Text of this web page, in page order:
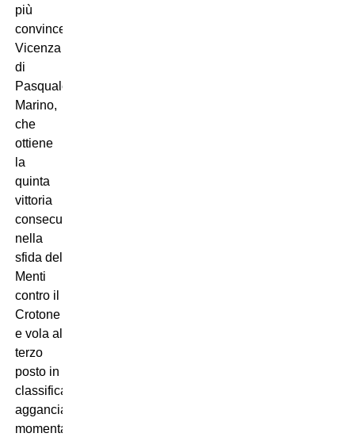
più
convincente
Vicenza
di
Pasquale
Marino,
che
ottiene
la
quinta
vittoria
consecutiva
nella
sfida del
Menti
contro il
Crotone
e vola al
terzo
posto in
classifica
agganciando
momentaneamente